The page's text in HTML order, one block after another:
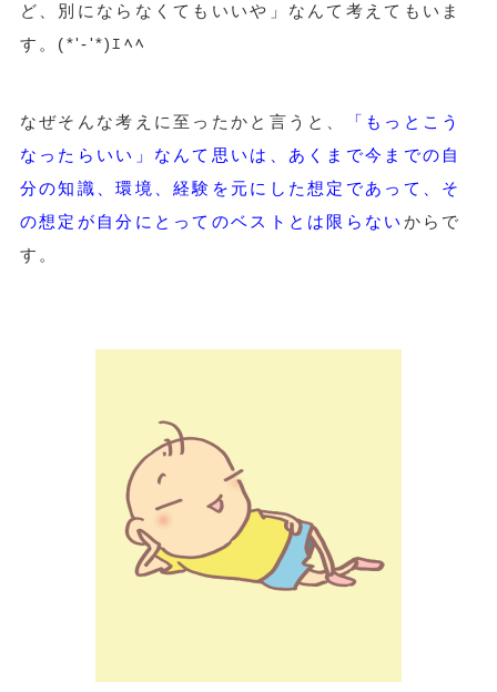
ど、別にならなくてもいいや」なんて考えてもいま
す。(*'-'*)ｴﾍﾍ
なぜそんな考えに至ったかと言うと、
「もっとこう
なったらいい」なんて思いは、あくまで今までの自
分の知識、環境、経験を元にした想定であって、そ
の想定が自分にとってのベストとは限らない からで
す。